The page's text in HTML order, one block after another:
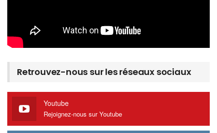
Retrouvez-nous sur les réseaux sociaux
Youtube
Rejoignez-nous sur Youtube